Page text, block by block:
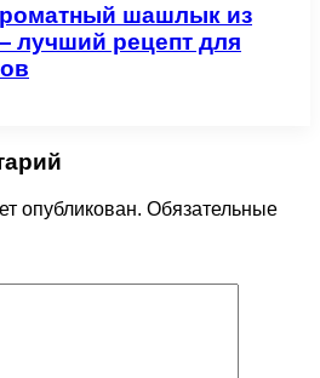
шашлык из
лучший рецепт для
опубликован. Обязательные